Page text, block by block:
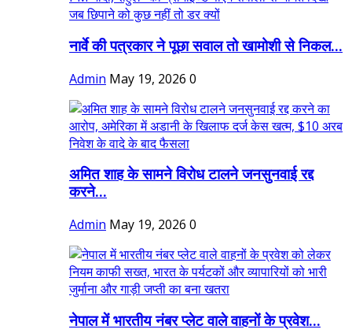
नार्वे की पत्रकार ने पूछा सवाल तो खामोशी से निकल...
Admin May 19, 2026 0
अमित शाह के सामने विरोध टालने जनसुनवाई रद्द
करने...
Admin May 19, 2026 0
नेपाल में भारतीय नंबर प्लेट वाले वाहनों के प्रवेश...